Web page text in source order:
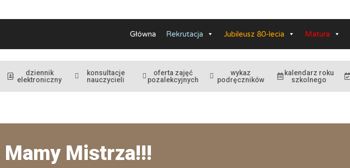
Główna Rekrutacja Jubileusz 80-lecia Matura
dziennik
elektroniczny
konsultacje
nauczycieli
oferta zajęć
pozalekcyjnych
wykaz
podręczników
kalendarz roku
szkolnego
Mamy Mistrza!!!